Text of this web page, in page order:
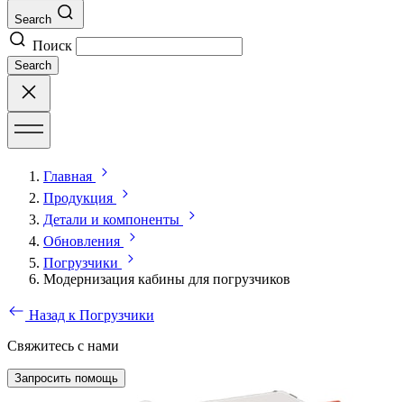
Search
Поиск
Search
Главная
Продукция
Детали и компоненты
Обновления
Погрузчики
Модернизация кабины для погрузчиков
Назад к Погрузчики
Свяжитесь с нами
Запросить помощь